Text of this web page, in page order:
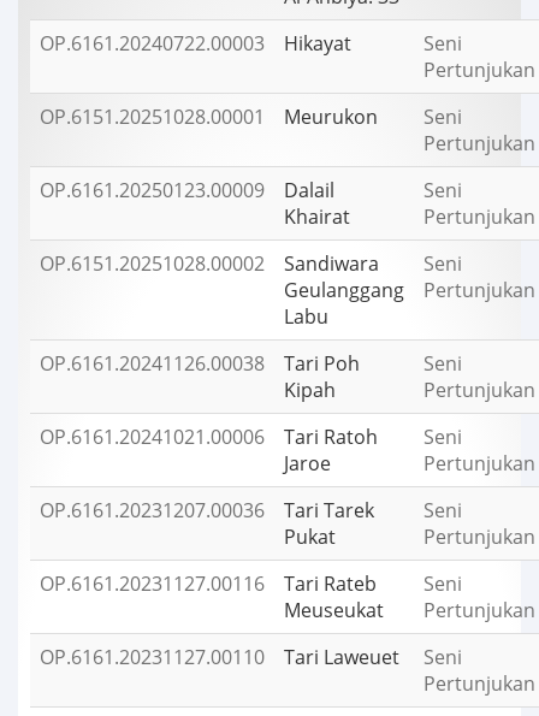
OP.6161.20240722.00003 Hikayat
Seni
Pertunjukan
OP.6151.20251028.00001
Meurukon
Seni
Pertunjukan
OP.6161.20250123.00009
Dalail
Khairat
Seni
Pertunjukan
OP.6151.20251028.00002
Sandiwara
Geulanggang
Labu
Seni
Pertunjukan
OP.6161.20241126.00038
Tari Poh
Kipah
Seni
Pertunjukan
OP.6161.20241021.00006
Tari Ratoh
Jaroe
Seni
Pertunjukan
OP.6161.20231207.00036
Tari Tarek
Pukat
Seni
Pertunjukan
OP.6161.20231127.00116
Tari Rateb
Meuseukat
Seni
Pertunjukan
OP.6161.20231127.00110
Tari Laweuet
Seni
Pertunjukan